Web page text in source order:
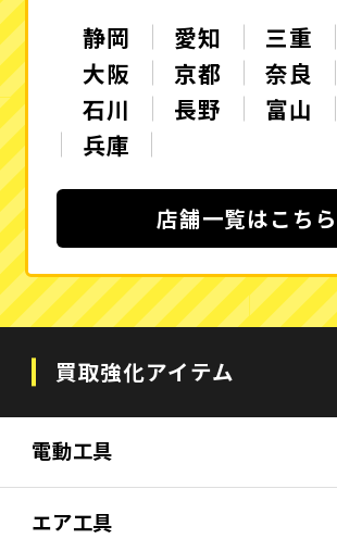
静岡 愛知 三重
大阪
京都 奈良
石川
長野 富山
兵庫
店舗一覧はこちら
買取強化アイテム
電動工具
エア工具